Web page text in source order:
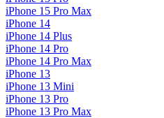
iPhone 15 Pro Max
iPhone 14
iPhone 14 Plus
iPhone 14 Pro
iPhone 14 Pro Max
iPhone 13
iPhone 13 Mini
iPhone 13 Pro
iPhone 13 Pro Max